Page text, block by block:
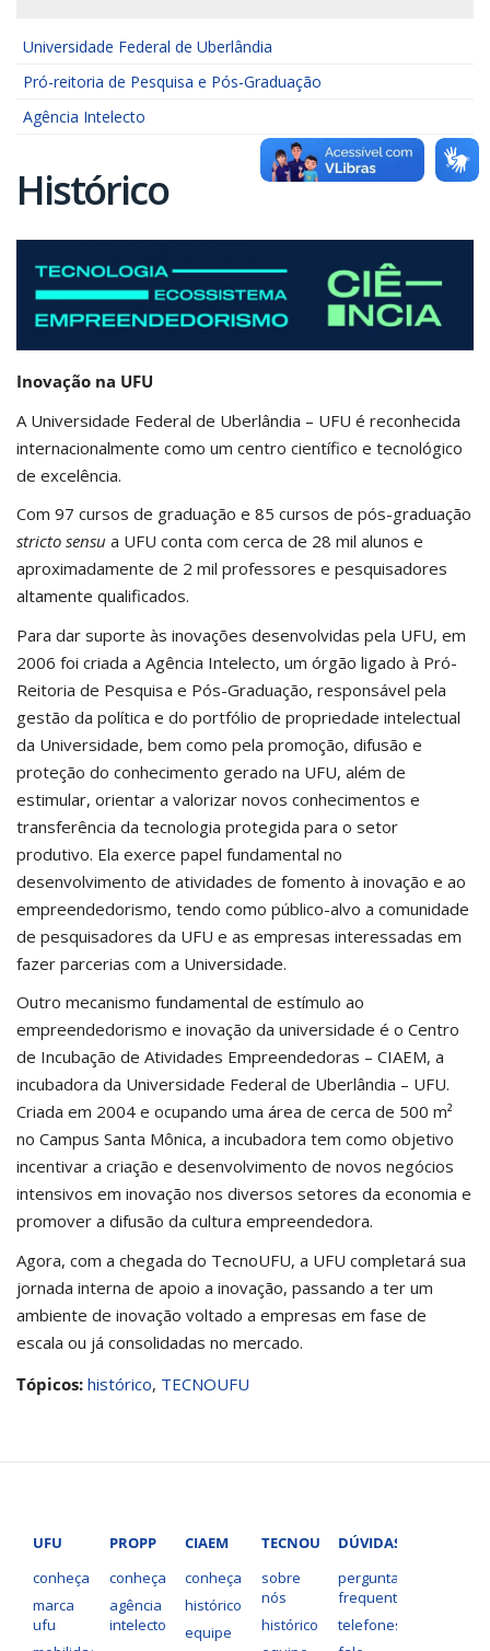
Universidade Federal de Uberlândia
Pró-reitoria de Pesquisa e Pós-Graduação
Agência Intelecto
Histórico
Inovação na UFU
A Universidade Federal de Uberlândia – UFU é reconhecida
internacionalmente como um centro científico e tecnológico
de excelência.
Com 97 cursos de graduação e 85 cursos de pós-graduação
stricto sensu a UFU conta com cerca de 28 mil alunos e
aproximadamente de 2 mil professores e pesquisadores
altamente qualificados.
Para dar suporte às inovações desenvolvidas pela UFU, em
2006 foi criada a Agência Intelecto, um órgão ligado à Pró-
Reitoria de Pesquisa e Pós-Graduação, responsável pela
gestão da política e do portfólio de propriedade intelectual
da Universidade, bem como pela promoção, difusão e
proteção do conhecimento gerado na UFU, além de
estimular, orientar a valorizar novos conhecimentos e
transferência da tecnologia protegida para o setor
produtivo. Ela exerce papel fundamental no
desenvolvimento de atividades de fomento à inovação e ao
empreendedorismo, tendo como público-alvo a comunidade
de pesquisadores da UFU e as empresas interessadas em
fazer parcerias com a Universidade.
Outro mecanismo fundamental de estímulo ao
empreendedorismo e inovação da universidade é o Centro
de Incubação de Atividades Empreendedoras – CIAEM, a
incubadora da Universidade Federal de Uberlândia – UFU.
Criada em 2004 e ocupando uma área de cerca de 500 m²
no Campus Santa Mônica, a incubadora tem como objetivo
incentivar a criação e desenvolvimento de novos negócios
intensivos em inovação nos diversos setores da economia e
promover a difusão da cultura empreendedora.
Agora, com a chegada do TecnoUFU, a UFU completará sua
jornada interna de apoio a inovação, passando a ter um
ambiente de inovação voltado a empresas em fase de
escala ou já consolidadas no mercado.
Tópicos: histórico, TECNOUFU
UFU
conheça
marca
ufu
PROPP
conheça
agência
intelecto
CIAEM
conheça
histórico
equipe
TECNOUFU
sobre
nós
histórico
DÚVIDAS?
perguntas
frequentes
telefones